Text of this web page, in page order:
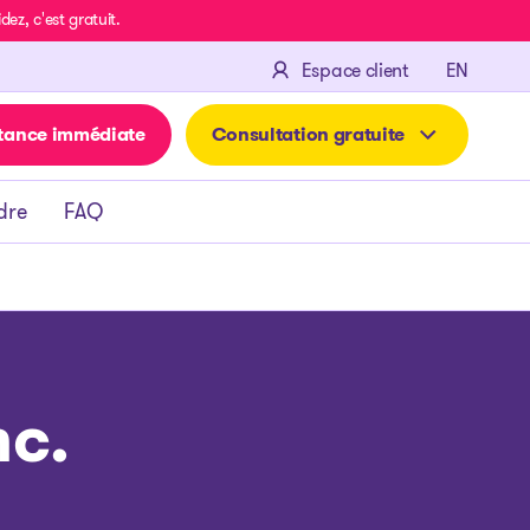
c'est gratuit.
Espace client EN
immédiate Consultation gratuite
FAQ